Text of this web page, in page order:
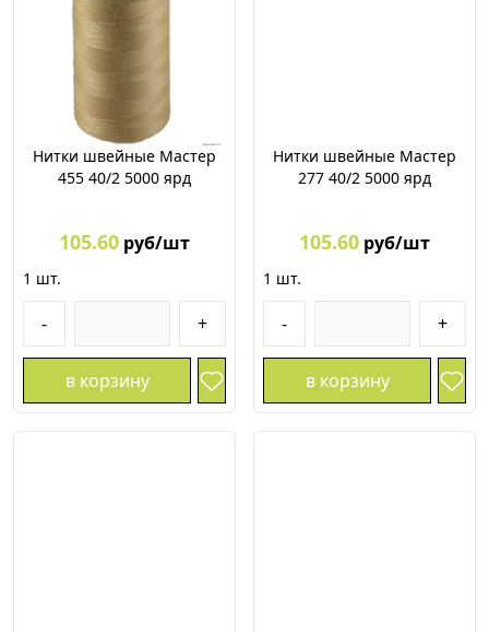
Нитки швейные Мастер
455 40/2 5000 ярд
105.60 руб/шт
1 шт.
- +
в корзину
Нитки швейные Мастер
277 40/2 5000 ярд
105.60 руб/шт
1 шт.
- +
в корзину